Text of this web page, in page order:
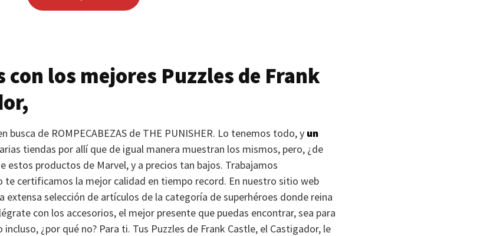
con los mejores Puzzles de Frank
busca de ROMPECABEZAS de THE PUNISHER. Lo tenemos todo, y un
tiendas por allí que de igual manera muestran los mismos, pero, ¿de
estos productos de Marvel, y a precios tan bajos. Trabajamos
certificamos la mejor calidad en tiempo record. En nuestro sitio web
selección de artículos de la categoría de superhéroes donde reina
con los accesorios, el mejor presente que puedas encontrar, sea para
¿por qué no? Para ti. Tus Puzzles de Frank Castle, el Castigador, le